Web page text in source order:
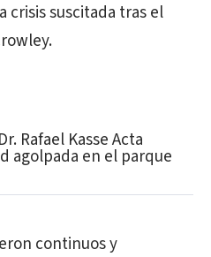
crisis suscitada tras el
Rafael Kasse Acta
agolpada en el parque
continuos y